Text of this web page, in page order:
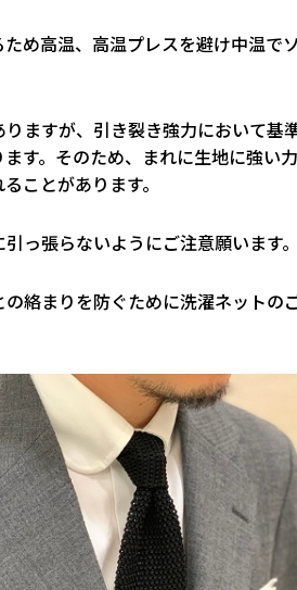
め高温、高温プレスを避け中温で
ますが、引き裂き強力において基
す。そのため、まれに生地に強い
ことがあります。
っ張らないようにご注意願います
絡まりを防ぐために洗濯ネットの